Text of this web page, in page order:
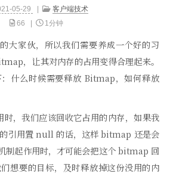
12
05-29
客户端技术
66
1分钟
大家伙，所以我们需要养成一个好的习
，让其对内存的占用变得合理起来。
什么时候需要释放 Bitmap，如何释放
，我们应该回收它占用的内存，如果我
引用置 null 的话，这样 bitmap 还是会
制起作用时，才可能会把这个 bitmap 回
想要的目标，及时释放掉这份没用的内